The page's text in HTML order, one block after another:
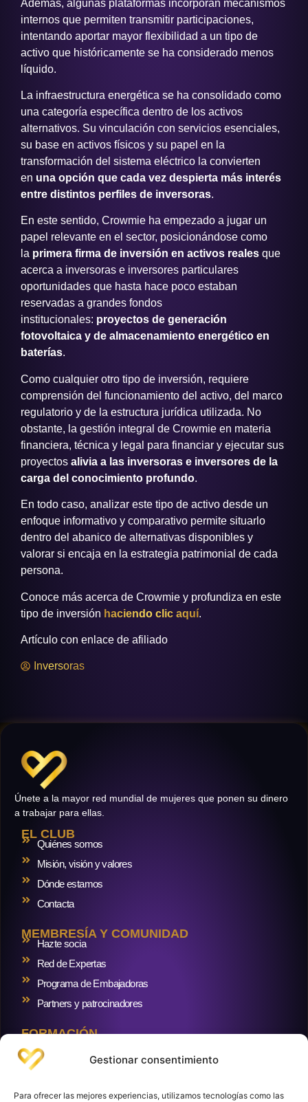
Gestionar consentimiento
Para ofrecer las mejores experiencias, utilizamos tecnologías como las
Además, algunas plataformas incorporan mecanismos
internos que permiten transmitir participaciones,
intentando aportar mayor flexibilidad a un tipo de
activo que históricamente se ha considerado menos
líquido.
La infraestructura energética se ha consolidado como
una categoría específica dentro de los activos
alternativos. Su vinculación con servicios esenciales,
su base en activos físicos y su papel en la
transformación del sistema eléctrico la convierten
en una opción que cada vez despierta más interés
entre distintos perfiles de inversoras.
En este sentido, Crowmie ha empezado a jugar un
papel relevante en el sector, posicionándose como
la primera firma de inversión en activos reales que
acerca a inversoras e inversores particulares
oportunidades que hasta hace poco estaban
reservadas a grandes fondos
institucionales: proyectos de generación
fotovoltaica y de almacenamiento energético en
baterías.
Como cualquier otro tipo de inversión, requiere
comprensión del funcionamiento del activo, del marco
regulatorio y de la estructura jurídica utilizada. No
obstante, la gestión integral de Crowmie en materia
financiera, técnica y legal para financiar y ejecutar sus
proyectos alivia a las inversoras e inversores de la
carga del conocimiento profundo.
En todo caso, analizar este tipo de activo desde un
enfoque informativo y comparativo permite situarlo
dentro del abanico de alternativas disponibles y
valorar si encaja en la estrategia patrimonial de cada
persona.
Conoce más acerca de Crowmie y profundiza en este
tipo de inversión haciendo clic aquí.
Artículo con enlace de afiliado
Inversoras
Únete a la mayor red mundial de mujeres que ponen su dinero
a trabajar para ellas.
EL CLUB
Quiénes somos
Misión, visión y valores
Dónde estamos
Contacta
MEMBRESÍA Y COMUNIDAD
Hazte socia
Red de Expertas
Programa de Embajadoras
Partners y patrocinadores
FORMACIÓN
RECURSOS Y BLOG